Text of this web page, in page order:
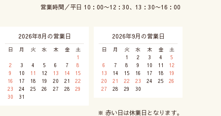
営業時間／平日 10：00〜12：30、13：30〜16：00
2026年8月の営業日
日 月 火 水 木 金
土
1
2
3 4 5 6 7
8
9
10 11 12 13 14
15
16
17 18 19 20 21
22
23
24 25 26 27 28
29
30
31
2026年9月の営業日
日 月 火 水 木 金
土
1
2 3 4
5
6
7 8 9 10 11
12
13
14 15 16 17 18
19
20
21 22 23 24 25
26
27
28 29 30
※ 赤い日は休業日となります。